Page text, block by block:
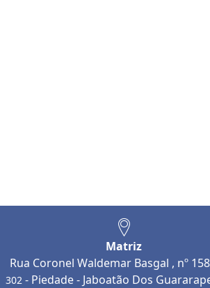
Matriz
Rua Coronel Waldemar Basgal , nº
302 - Piedade - Jaboatão Dos